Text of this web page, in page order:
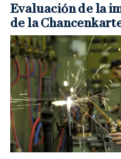
Evaluación de la
de la